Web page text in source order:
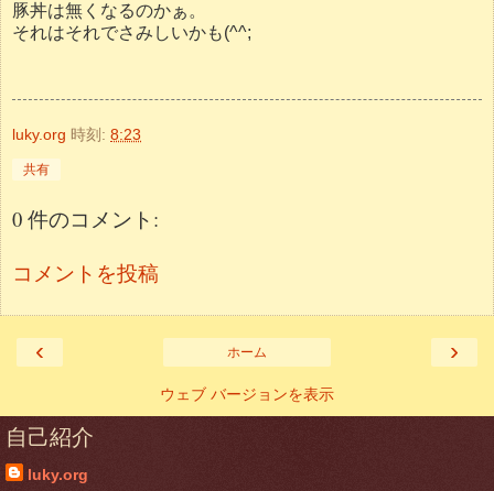
豚丼は無くなるのかぁ。
それはそれでさみしいかも(^^;
luky.org 時刻: 8:23
共有
0 件のコメント:
コメントを投稿
‹ ›
ホーム
ウェブ バージョンを表示
自己紹介
luky.org